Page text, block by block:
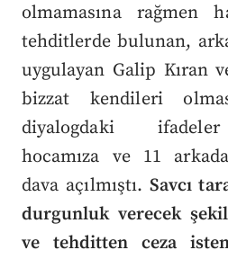
olmamasına rağmen
tehditlerde bulunan,
uygulayan Galip Kıran
bizzat kendileri
diyalogdaki
hocamıza ve 11
dava açılmıştı.Savcı
durgunluk verecek
ve tehditten ceza